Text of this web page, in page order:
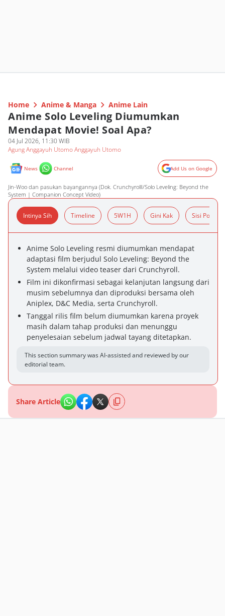
Home Anime & Manga Anime Lain
Anime Solo Leveling Diumumkan
Mendapat Movie! Soal Apa?
04 Jul 2026, 11:30 WIB
Agung Anggayuh Utomo Anggayuh Utomo
News Channel Add Us on Google
Jin-Woo dan pasukan bayangannya (Dok. CrunchyrollI/Solo Leveling: Beyond the
System | Companion Concept Video)
Intinya Sih Timeline 5W1H Gini Kak Sisi Positif
Anime Solo Leveling resmi diumumkan mendapat
adaptasi film berjudul Solo Leveling: Beyond the
System melalui video teaser dari Crunchyroll.
Film ini dikonfirmasi sebagai kelanjutan langsung dari
musim sebelumnya dan diproduksi bersama oleh
Aniplex, D&C Media, serta Crunchyroll.
Tanggal rilis film belum diumumkan karena proyek
masih dalam tahap produksi dan menunggu
penyelesaian sebelum jadwal tayang ditetapkan.
This section summary was AI-assisted and reviewed by our
editorial team.
Share Article